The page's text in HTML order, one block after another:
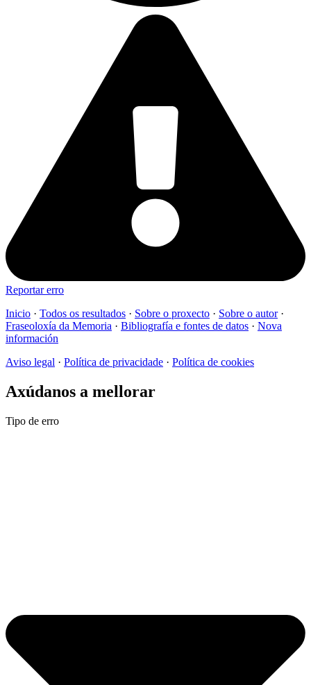
Reportar erro
Inicio · Todos os resultados · Sobre o proxecto · Sobre o autor·
Fraseoloxía da Memoria · Bibliografía e fontes de datos · Nova
información
Aviso legal · Política de privacidade · Política de cookies
Axúdanos a mellorar
Tipo de erro